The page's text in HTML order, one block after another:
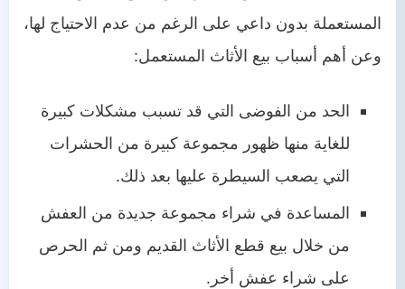
المستعملة بدون داعي على الرغم من عدم الاحتياج لها،
وعن أهم أسباب بيع الأثاث المستعمل:
الحد من الفوضى التي قد تسبب مشكلات كبيرة
للغاية منها ظهور مجموعة كبيرة من الحشرات
التي يصعب السيطرة عليها بعد ذلك.
المساعدة في شراء مجموعة جديدة من العفش
من خلال بيع قطع الأثاث القديم ومن ثم الحرص
على شراء عفش أخر.